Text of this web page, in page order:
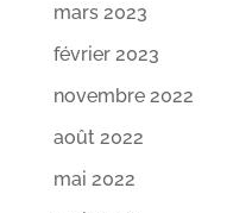
mars 2023
février 2023
novembre 2022
août 2022
mai 2022